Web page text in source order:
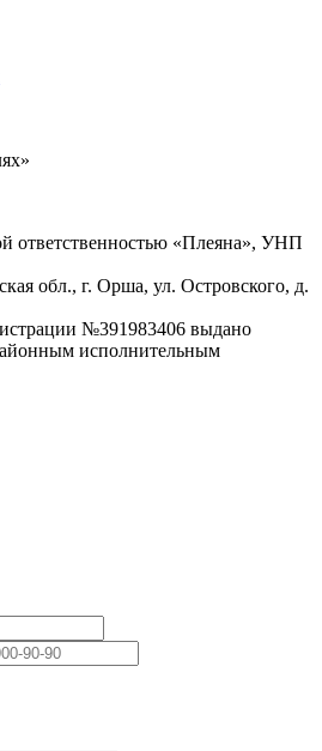
ответственностью «Плеяна», УНП
обл., г. Орша, ул. Островского, д.
№391983406 выдано
исполнительным